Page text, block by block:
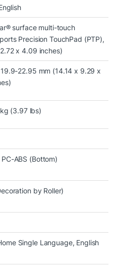
cao.
thiết kế như Adobe
AutoCAD hay các
hầu hết các tựa game
surface multi-touch
Precision TouchPad (PTP),
x 4.09 inches)
22.95 mm (14.14 x 9.29 x
(3.97 lbs)
ABS (Bottom)
by Roller)
Single Language, English